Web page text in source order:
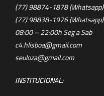
(77) 98874-1878 (Whatsapp)
(77) 98838-1976 (Whatsapp)
08:00 – 22:00h Seg a Sab
c4.hlisboa@gmail.com
seuloza@gmail.com
INSTITUCIONAL: